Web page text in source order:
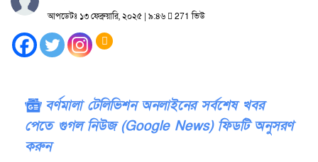
আপডেটঃ ১৩ ফেব্রুয়ারি, ২০২৫ | ৯:৪৬ 271 ভিউ
বর্ণমালা টেলিভিশন অনলাইনের সর্বশেষ খবর
পেতে গুগল নিউজ (Google News) ফিডটি অনুসরণ
করুন